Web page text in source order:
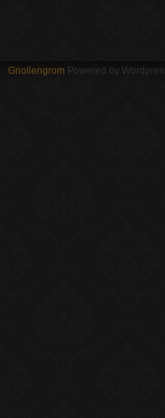
Gnollengrom Powered by